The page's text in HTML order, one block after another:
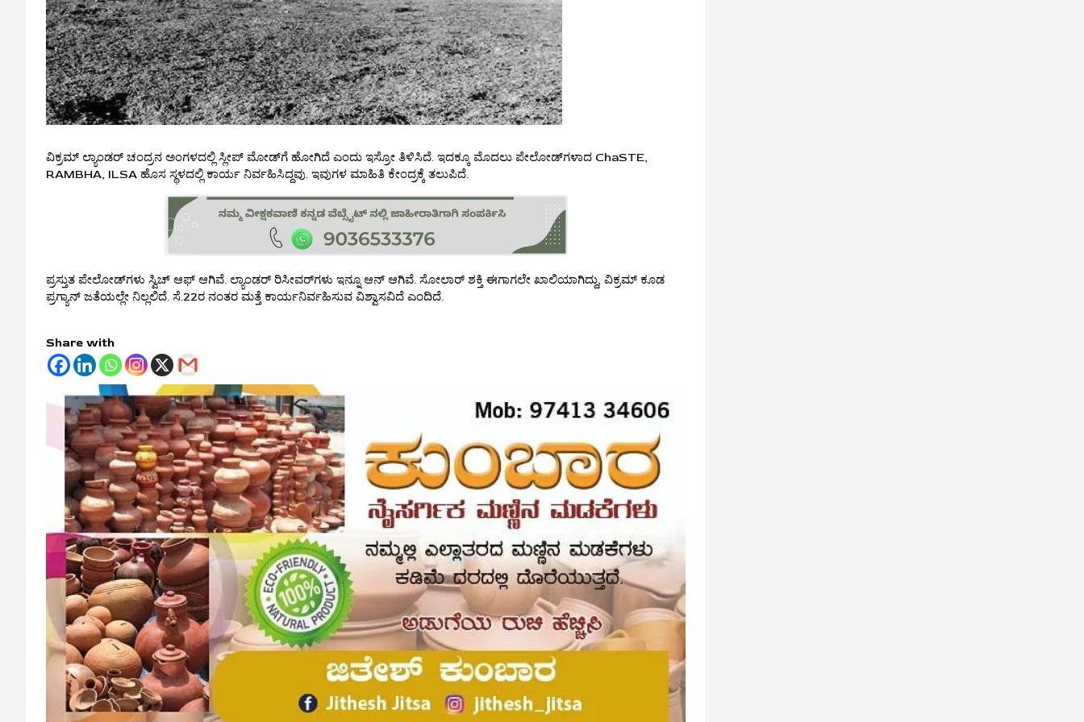
ವಿಕ್ರಮ್ ಲ್ಯಾಂಡರ್ ಚಂದ್ರನ ಅಂಗಳದಲ್ಲಿ ಸ್ಲೀಪ್ ಮೋಡ್‌ಗೆ ಹೋಗಿದೆ ಎಂದು ಇಸ್ರೋ ತಿಳಿಸಿದೆ. ಇದಕ್ಕೂ ಮೊದಲು ಪೇಲೋಡ್‌ಗಳಾದ ChaSTE,
RAMBHA, ILSA ಹೊಸ ಸ್ಥಳದಲ್ಲಿ ಕಾರ್ಯ ನಿರ್ವಹಿಸಿದ್ದವು. ಇವುಗಳ ಮಾಹಿತಿ ಕೇಂದ್ರಕ್ಕೆ ತಲುಪಿದೆ.
ಪ್ರಸ್ತುತ ಪೇಲೋಡ್‌ಗಳು ಸ್ವಿಚ್ ಆಫ್ ಆಗಿವೆ. ಲ್ಯಾಂಡರ್ ರಿಸೀವರ್‌ಗಳು ಇನ್ನೂ ಆನ್ ಆಗಿವೆ. ಸೋಲಾರ್ ಶಕ್ತಿ ಈಗಾಗಲೇ ಖಾಲಿಯಾಗಿದ್ದು, ವಿಕ್ರಮ್ ಕೂಡ
ಪ್ರಗ್ಯಾನ್ ಜತೆಯಲ್ಲೇ ನಿಲ್ಲಲಿದೆ. ಸೆ.22ರ ನಂತರ ಮತ್ತೆ ಕಾರ್ಯನಿರ್ವಹಿಸುವ ವಿಶ್ವಾಸವಿದೆ ಎಂದಿದೆ.
Share with